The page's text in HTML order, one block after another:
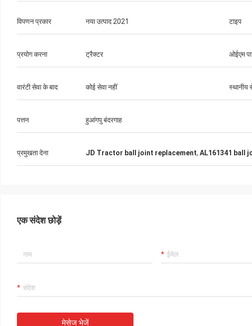
विपणन प्रकार नया उत्पाद 2021 टाइप
प्रयोग करना ट्रैक्टर ओईएम
वारंटी सेवा के बाद कोई सेवा नहीं स्थानीय
पत्तन हुआंगपु बंदरगाह
प्रमुखता देना JD Tractor ball joint replacement, AL161341 ball
एक संदेश छोड़ें
मेसेज भेजें